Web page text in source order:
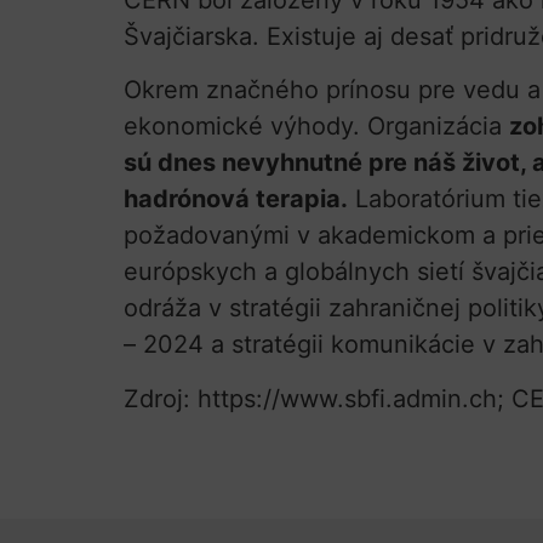
Švajčiarska. Existuje aj desať
Okrem značného prínosu pre vedu
ekonomické výhody. Organizácia
sú dnes nevyhnutné pre náš život,
hadrónová terapia. Laboratórium
požadovanými v akademickom a
európskych a globálnych sietí
odráža v stratégii zahraničnej
– 2024 a stratégii komunikácie v
Zdroj: https://www.sbfi.admin.ch;